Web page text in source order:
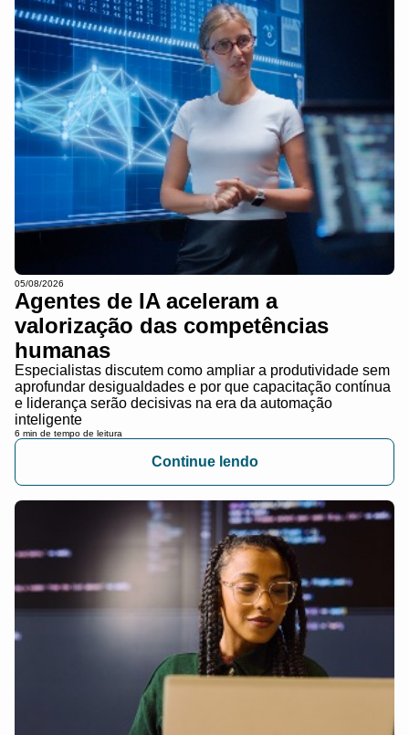
05/08/2026
Agentes de IA aceleram a
valorização das competências
humanas
Especialistas discutem como ampliar a produtividade sem
aprofundar desigualdades e por que capacitação contínua
e liderança serão decisivas na era da automação
inteligente
6 min de tempo de leitura
Continue lendo